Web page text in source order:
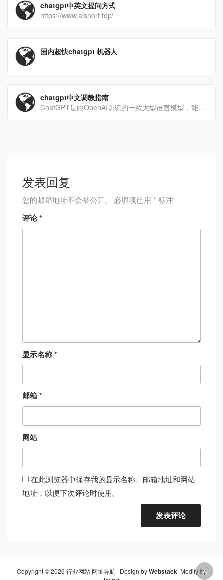
chatgpt中英文提问方式
https://www.aishort.top/
国内超快chatgpt 机器人
chatgpt中文调教指南
ChatGPT是由OpenAI训练的一款大型语言模型，能够和你进行任何领域的对话。国内中文版它能够生成类似[…]
发表回复
您的邮箱地址不会被公开。 必填项已用 * 标注
评论*
显示名称*
邮箱*
网站
在此浏览器中保存我的显示名称、邮箱地址和网站
地址，以便下次评论时使用。
Copyright © 2026 行业网站 网址导航 Design byWebstack Modify by